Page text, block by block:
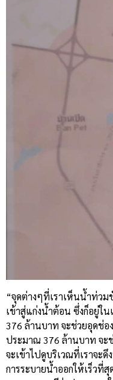
“จุดต่างๆที่เราเห็นน้ำท่วม
เข้าสู่แก่งน้ำต้อน ซึ่งก็อยู่ใ
376 ล้านบาท จะช่วยอุดช่อ
ประมาณ 376 ล้านบาท จะ
จะเข้าไปดูบริเวณที่เราจะ
การระบายน้ำออกให้เร็วที่